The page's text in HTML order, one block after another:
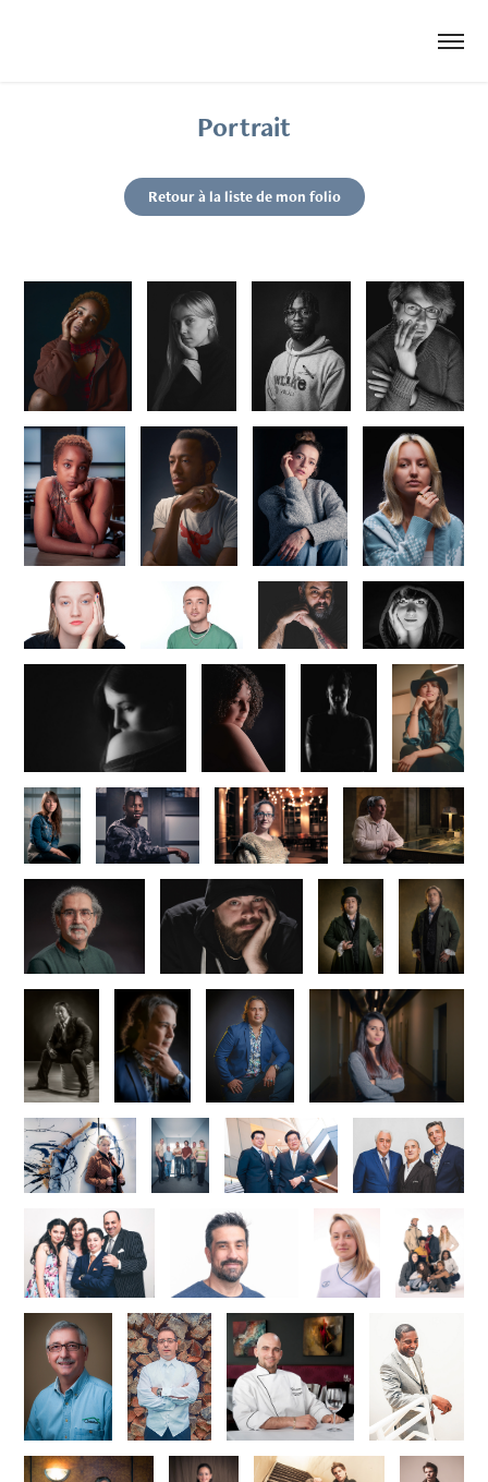
Portrait
Retour à la liste de mon folio